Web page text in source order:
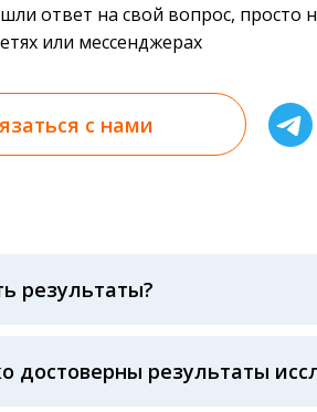
ответ на свой вопрос, просто
или мессенджерах
с нами
результаты?
предъявлении паспорта или
достоверны результаты
лабораторных тестов